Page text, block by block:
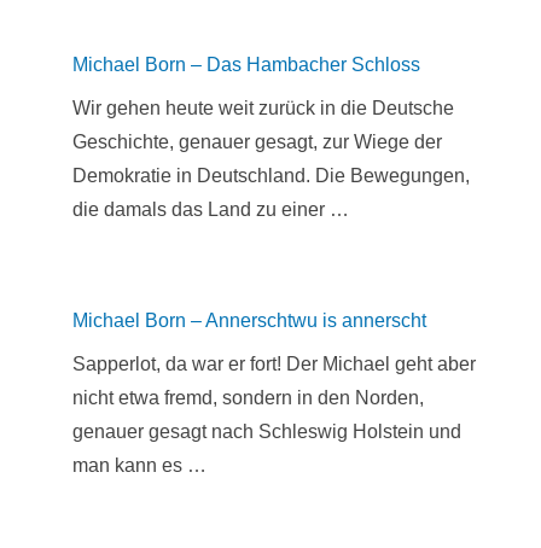
Michael Born – Das Hambacher Schloss
Wir gehen heute weit zurück in die Deutsche
Geschichte, genauer gesagt, zur Wiege der
Demokratie in Deutschland. Die Bewegungen,
die damals das Land zu einer …
Michael Born – Annerschtwu is annerscht
Sapperlot, da war er fort! Der Michael geht aber
nicht etwa fremd, sondern in den Norden,
genauer gesagt nach Schleswig Holstein und
man kann es …